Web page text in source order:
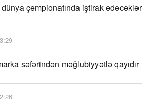
dünya çempionatında iştirak edəcəklər
səfərindən məğlubiyyətlə qayıdır